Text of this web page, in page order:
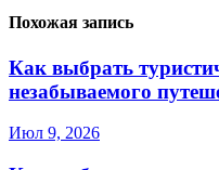
Похожая запись
Как выбрать
незабываемого
Июл 9, 2026